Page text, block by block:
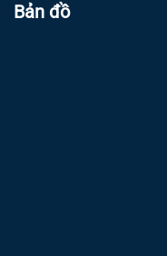
Bản đồ